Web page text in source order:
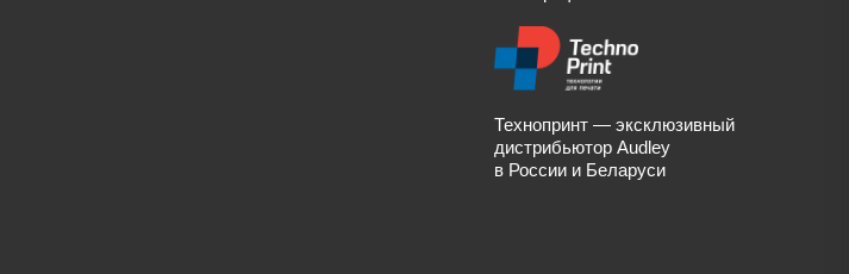
Технопринт — эксклюзивный
дистрибьютор Audley
в России и Беларуси